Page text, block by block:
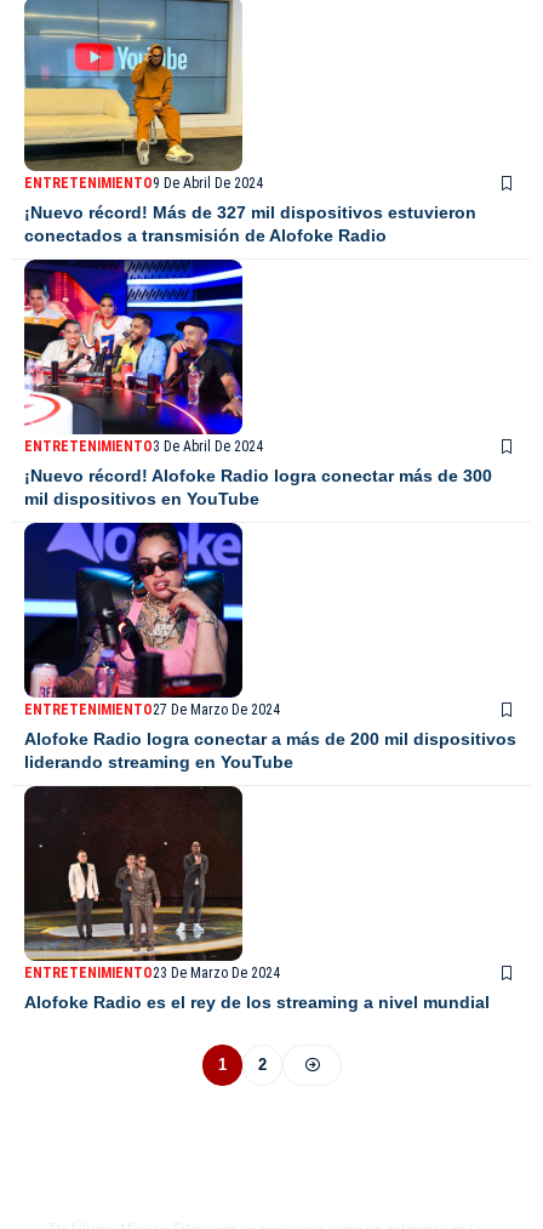
ENTRETENIMIENTO9 De Abril De 2024
¡Nuevo récord! Más de 327 mil dispositivos estuvieron
conectados a transmisión de Alofoke Radio
ENTRETENIMIENTO3 De Abril De 2024
¡Nuevo récord! Alofoke Radio logra conectar más de 300
mil dispositivos en YouTube
ENTRETENIMIENTO27 De Marzo De 2024
Alofoke Radio logra conectar a más de 200 mil dispositivos
liderando streaming en YouTube
ENTRETENIMIENTO23 De Marzo De 2024
Alofoke Radio es el rey de los streaming a nivel mundial
1 2